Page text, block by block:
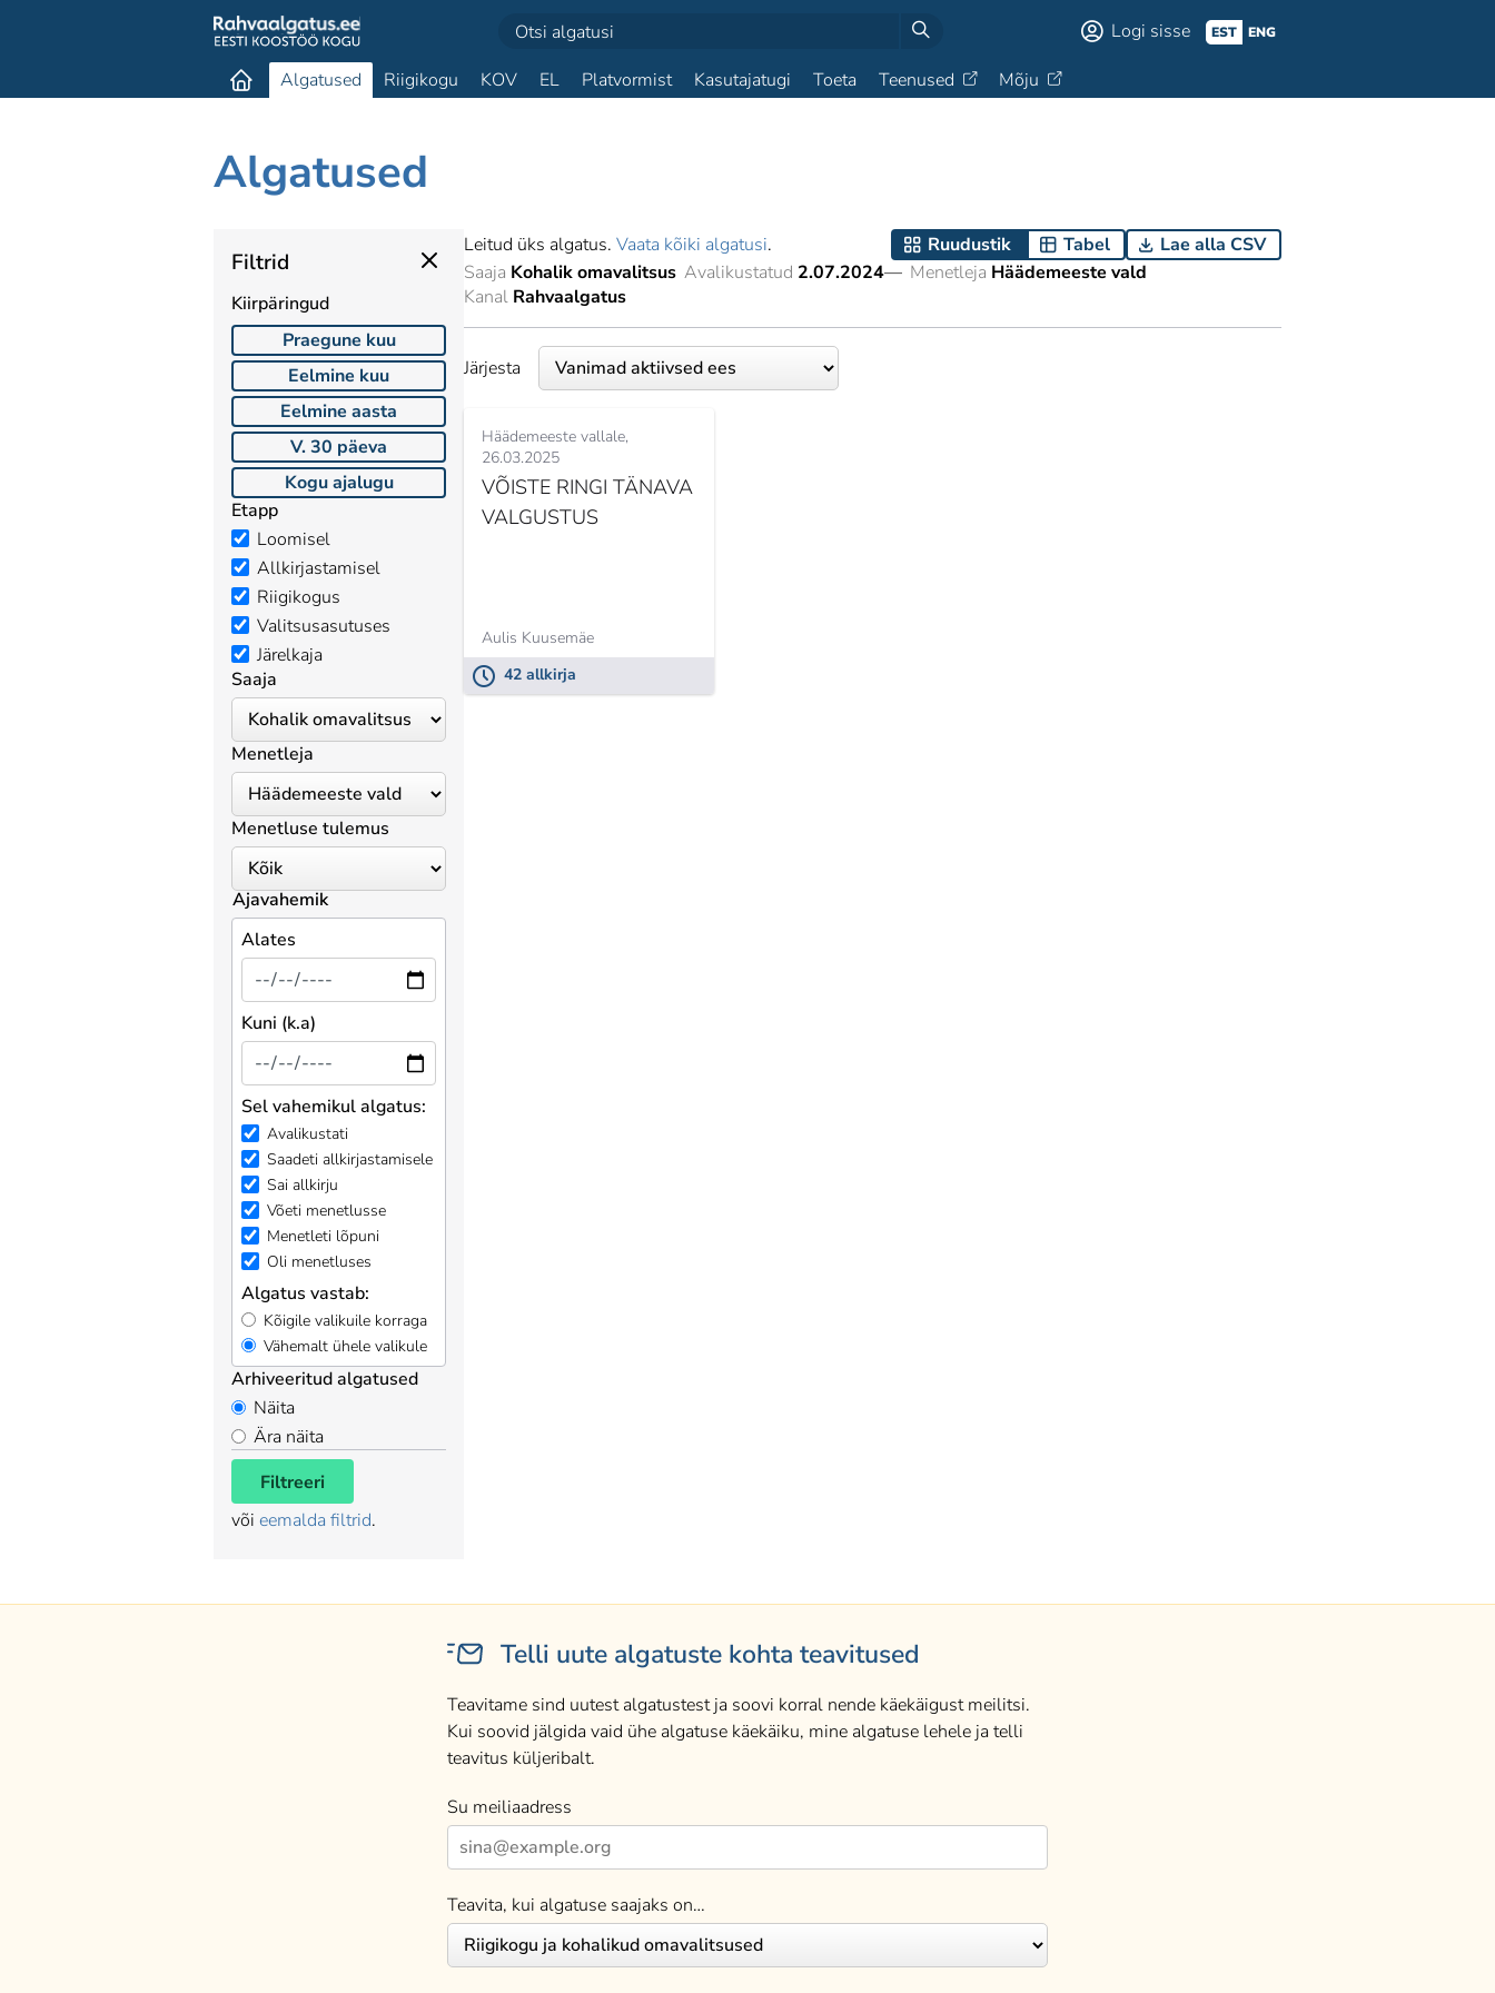
Logi sisse EST ENG
Algatused Riigikogu KOV EL Platvormist Kasutajatugi Toeta Teenused Mõju
Algatused
Filtrid
Kiirpäringud
Praegune kuu
Eelmine kuu
Eelmine aasta
V. 30 päeva
Kogu ajalugu
Etapp
Loomisel
Allkirjastamisel
Riigikogus
Valitsusasutuses
Järelkaja
Saaja
Menetleja
Menetluse tulemus
Ajavahemik
Alates
Kuni (k.a)
Sel vahemikul algatus:
Avalikustati
Saadeti allkirjastamisele
Sai allkirju
Võeti menetlusse
Menetleti lõpuni
Oli menetluses
Algatus vastab:
Kõigile valikuile korraga
Vähemalt ühele valikule
Arhiveeritud algatused
Näita
Ära näita
Filtreeri
või eemalda filtrid.
Leitud üks algatus. Vaata kõiki algatusi. Ruudustik Tabel
Lae alla CSV
Saaja Kohalik omavalitsus Avalikustatud 2.07.2024— Menetleja Häädemeeste vald
Kanal Rahvaalgatus
Järjesta
Häädemeeste vallale
26.03.2025
VÕISTE RINGI TÄNAVA
VALGUSTUS
Aulis Kuusemäe
42 allkirja
Telli uute algatuste kohta teavitused
Teavitame sind uutest algatustest ja soovi korral nende käekäigust meilitsi.
Kui soovid jälgida vaid ühe algatuse käekäiku, mine algatuse lehele ja telli
teavitus küljeribalt.
Su meiliaadress
Teavita, kui algatuse saajaks on…